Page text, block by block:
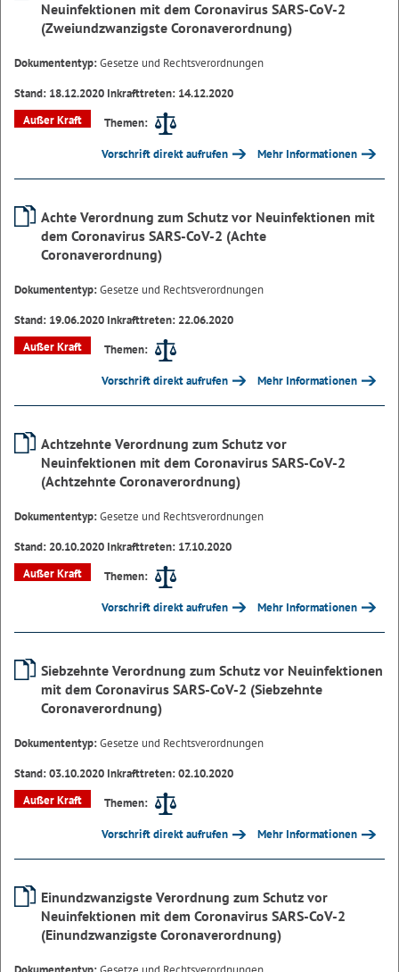
Neuinfektionen mit dem Coronavirus SARS-CoV-2
(Zweiundzwanzigste Coronaverordnung)
Dokumententyp:Gesetze und Rechtsverordnungen
Stand: 18.12.2020 Inkrafttreten: 14.12.2020
Außer Kraft
Themen:
Vorschrift direkt aufrufen Mehr Informationen
Achte Verordnung zum Schutz vor Neuinfektionen mit
dem Coronavirus SARS-CoV-2 (Achte
Coronaverordnung)
Dokumententyp:Gesetze und Rechtsverordnungen
Stand: 19.06.2020 Inkrafttreten: 22.06.2020
Außer Kraft
Themen:
Vorschrift direkt aufrufen Mehr Informationen
Achtzehnte Verordnung zum Schutz vor
Neuinfektionen mit dem Coronavirus SARS-CoV-2
(Achtzehnte Coronaverordnung)
Dokumententyp:Gesetze und Rechtsverordnungen
Stand: 20.10.2020 Inkrafttreten: 17.10.2020
Außer Kraft
Themen:
Vorschrift direkt aufrufen Mehr Informationen
Siebzehnte Verordnung zum Schutz vor Neuinfektionen
mit dem Coronavirus SARS-CoV-2 (Siebzehnte
Coronaverordnung)
Dokumententyp:Gesetze und Rechtsverordnungen
Stand: 03.10.2020 Inkrafttreten: 02.10.2020
Außer Kraft
Themen:
Vorschrift direkt aufrufen Mehr Informationen
Einundzwanzigste Verordnung zum Schutz vor
Neuinfektionen mit dem Coronavirus SARS-CoV-2
(Einundzwanzigste Coronaverordnung)